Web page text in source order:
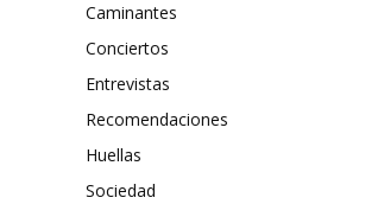
Caminantes
Conciertos
Entrevistas
Recomendaciones
Huellas
Sociedad